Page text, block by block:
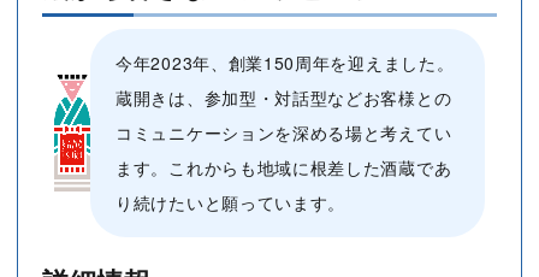
今年2023年、創業150周年を迎えました。
蔵開きは、参加型・対話型などお客様との
コミュニケーションを深める場と考えてい
ます。これからも地域に根差した酒蔵であ
り続けたいと願っています。